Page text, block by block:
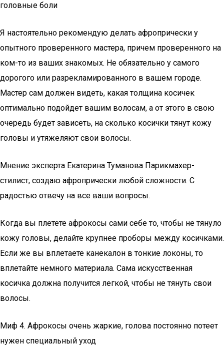
головные боли
Я настоятельно рекомендую делать афропрически у
опытного проверенного мастера, причем проверенного на
ком-то из ваших знакомых. Не обязательно у самого
дорогого или разрекламированного в вашем городе.
Мастер сам должен видеть, какая толщина косичек
оптимально подойдет вашим волосам, а от этого в свою
очередь будет зависеть, на сколько косички тянут кожу
головы и утяжеляют свои волосы.
Мнение эксперта Екатерина Туманова Парикмахер-
стилист, создаю афропрически любой сложности. С
радостью отвечу на все ваши вопросы.
Когда вы плетете афрокосы сами себе то, чтобы не тянуло
кожу головы, делайте крупнее проборы между косичками.
Если же вы вплетаете канекалон в тонкие локоны, то
вплетайте немного материала. Сама искусственная
косичка должна получится легкой, чтобы не тянуть свои
волосы.
Миф 4. Афрокосы очень жаркие, голова постоянно потеет
нужен специальный уход